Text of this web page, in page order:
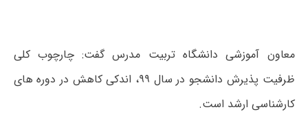
معاون آموزشی دانشگاه تربیت مدرس گفت: چارچوب کلی
ظرفیت پذیرش دانشجو در سال ۹۹، اندکی کاهش در دوره های
کارشناسی ارشد است.